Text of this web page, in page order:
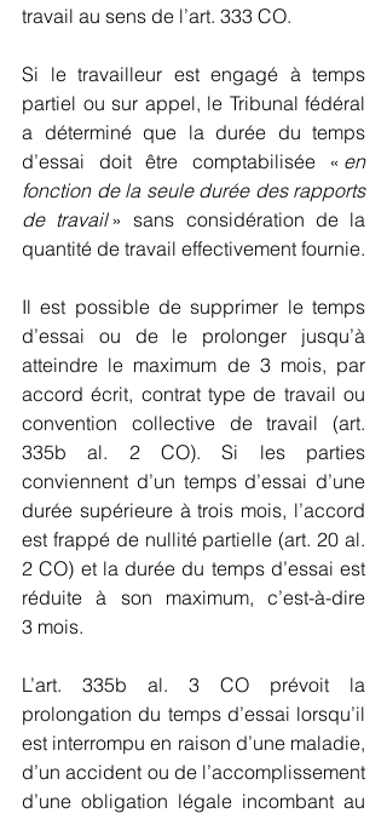
travail au sens de l’art. 333 CO.
Si le travailleur est engagé à temps
partiel ou sur appel, le Tribunal fédéral
a déterminé que la durée du temps
d’essai doit être comptabilisée « en
fonction de la seule durée des rapports
de travail » sans considération de la
quantité de travail effectivement fournie.
Il est possible de supprimer le temps
d’essai ou de le prolonger jusqu’à
atteindre le maximum de 3 mois, par
accord écrit, contrat type de travail ou
convention collective de travail (art.
335b al. 2 CO). Si les parties
conviennent d’un temps d’essai d’une
durée supérieure à trois mois, l’accord
est frappé de nullité partielle (art. 20 al.
2 CO) et la durée du temps d’essai est
réduite à son maximum, c’est-à-dire
3 mois.
L’art. 335b al. 3 CO prévoit la
prolongation du temps d’essai lorsqu’il
est interrompu en raison d’une maladie,
d’un accident ou de l’accomplissement
d’une obligation légale incombant au